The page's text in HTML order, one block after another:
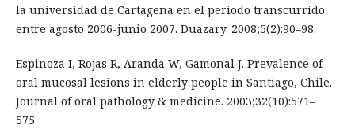
la universidad de Cartagena en el periodo transcurrido
entre agosto 2006-junio 2007. Duazary. 2008;5(2):90–98.
Espinoza I, Rojas R, Aranda W, Gamonal J. Prevalence of
oral mucosal lesions in elderly people in Santiago, Chile.
Journal of oral pathology & medicine. 2003;32(10):571–
575.